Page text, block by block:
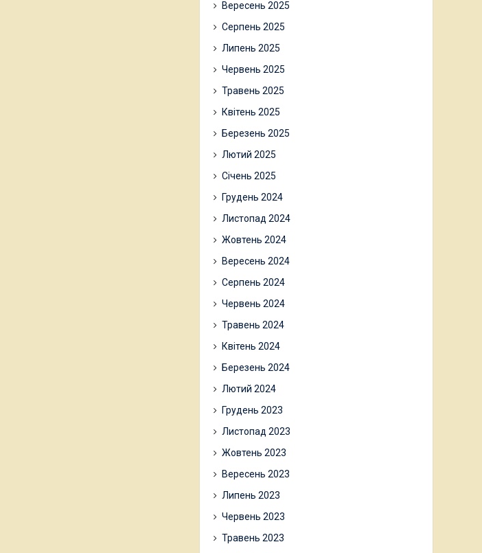
Вересень 2025
Серпень 2025
Липень 2025
Червень 2025
Травень 2025
Квітень 2025
Березень 2025
Лютий 2025
Січень 2025
Грудень 2024
Листопад 2024
Жовтень 2024
Вересень 2024
Серпень 2024
Червень 2024
Травень 2024
Квітень 2024
Березень 2024
Лютий 2024
Грудень 2023
Листопад 2023
Жовтень 2023
Вересень 2023
Липень 2023
Червень 2023
Травень 2023